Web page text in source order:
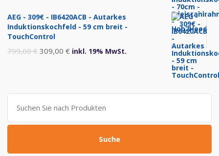
war:
999,00 €
ist:
AEG - 309€ - IB6420ACB - Autarkes
Induktionskochfeld - 59 cm breit -
TouchControl
799,00€ Ursprünglicher
799,00 €
309,00 €Aktueller
309,00 €.
inkl. 19% MwSt.
Suche
nach:
Suche